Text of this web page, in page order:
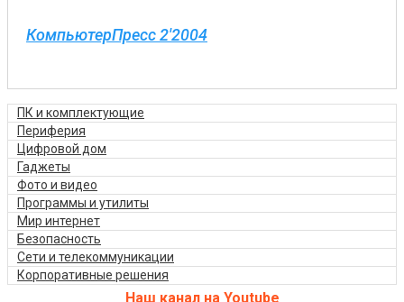
КомпьютерПресс 2'2004
ПК и комплектующие
Периферия
Цифровой дом
Гаджеты
Фото и видео
Программы и утилиты
Мир интернет
Безопасность
Сети и телекоммуникации
Корпоративные решения
Наш канал на Youtube